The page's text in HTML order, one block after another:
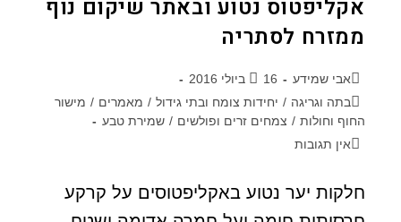
אקליפטוס נטוע ובאתר שיקום נוף
ממזרח לסתריה
אבי שמידע
16 ביולי 2016
בתה וגריגה / יחידות צומח ובתי גידול / מאמרים / מישור
החוף וחולות / צמחים זרים ופולשים / שמירת טבע
אין תגובות
חלקות יער נטוע באקליפטוסים על קרקע